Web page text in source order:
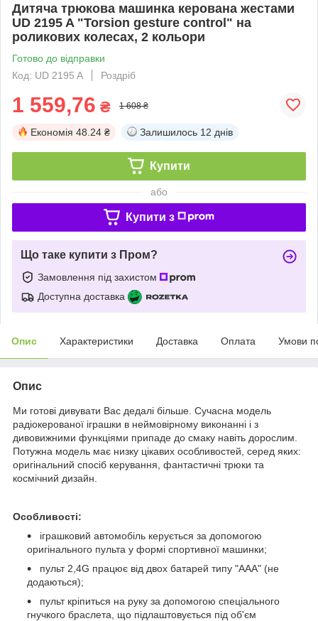
Дитяча трюкова машинка керована жестами
UD 2195 A "Torsion gesture control" на
роликових колесах, 2 кольори
Готово до відправки
Код: UD 2195 A
Роздріб
1 559,76 ₴ 1 608 ₴
Економія 48.24 ₴ Залишилось 12 днів
Купити
або
Купити з
Що таке купити з Пром?
Замовлення під захистом
Доступна доставка
Опис Характеристики Доставка Оплата Умови
Опис
Ми готові дивувати Вас дедалі більше. Сучасна модель
радіокерованої іграшки в неймовірному виконанні і з
дивовижними функціями припаде до смаку навіть дорослим.
Потужна модель має низку цікавих особливостей, серед яких:
оригінальний спосіб керування, фантастичні трюки та
космічний дизайн.
Особливості:
іграшковий автомобіль керується за допомогою
оригінального пульта у формі спортивної машинки;
пульт 2,4G працює від двох батарей типу "ААА" (не
додаються);
пульт кріпиться на руку за допомогою спеціального
гнучкого браслета, що підлаштовується під об'єм